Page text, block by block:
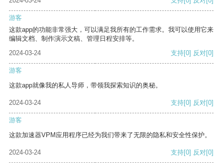
游客
这款app的功能非常强大，可以满足我所有的工作需求。我可以使用它来
编辑文档、制作演示文稿、管理日程安排等。
2024-03-24
支持[0] 反对[0]
游客
这款app就像我的私人导师，带领我探索知识的奥秘。
2024-03-24 支持[0] 反对[0]
游客
这款加速器VPM应用程序已经为我们带来了无限的隐私和安全性保护。
2024-03-24 支持[0] 反对[0]